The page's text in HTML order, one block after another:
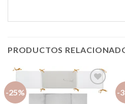
PRODUCTOS
-25% -